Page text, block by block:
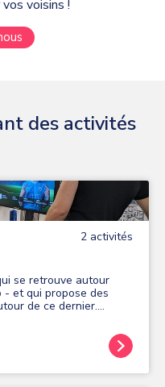
voisins !
des activités
2 activités
se retrouve autour
de ce dernier.
en soirée (16h30-
avenue de France. -
les Espaces Bièvre-